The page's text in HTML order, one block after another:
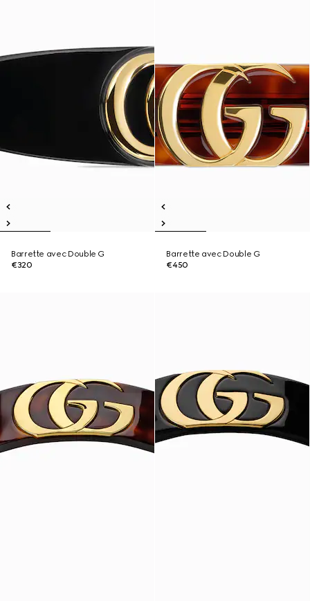
Barrette avec Double G
€320
Barrette avec Double G
€450